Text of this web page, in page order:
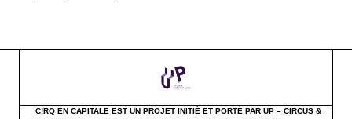
C!RQ EN CAPITALE EST UN PROJET INITIÉ ET PORTÉ PAR UP – CIRCUS &